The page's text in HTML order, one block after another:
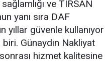
ve TIRSAN
yanı sıra DAF
yıllar güvenle kullanıyor
Günaydın Nakliyat
hizmet kalitesine